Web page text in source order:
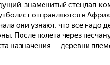
знаменитый стендап-
отправляются в
они узнают, что все надо
После полета через
назначения — деревни